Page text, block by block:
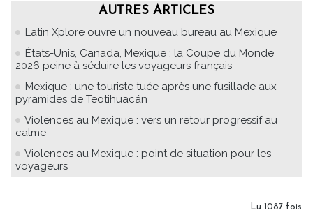
AUTRES ARTICLES
Latin Xplore ouvre un nouveau bureau au Mexique
États-Unis, Canada, Mexique : la Coupe du Monde
2026 peine à séduire les voyageurs français
Mexique : une touriste tuée après une fusillade aux
pyramides de Teotihuacán
Violences au Mexique : vers un retour progressif au
calme
Violences au Mexique : point de situation pour les
voyageurs
Lu 1087 fois